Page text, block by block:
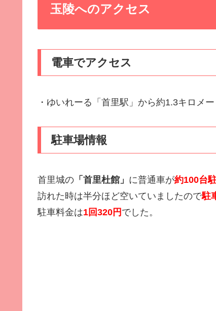
玉陵へのアクセス
電車でアクセス
・ゆいれーる「首里駅」から約1.3キロメ
駐車場情報
首里城の 「首里杜館」 に普通車が約100台
訪れた時は半分ほど空いていましたので駐
駐車料金は1回320円 でした。